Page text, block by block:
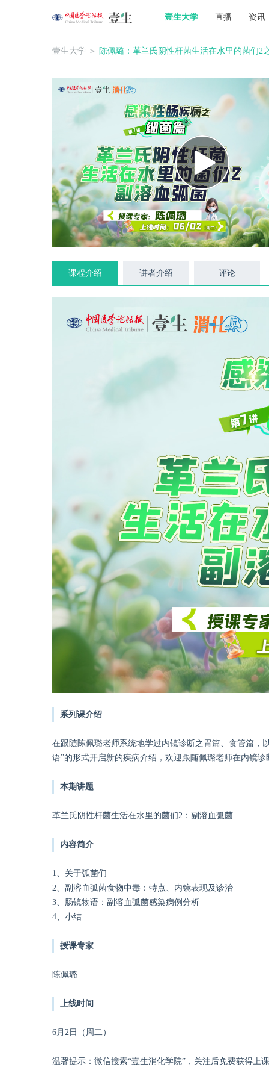
壹生大学 直播 资讯
壹生大学 ＞ 陈佩璐：革兰氏阴性杆菌生活在水里的菌们2
课程介绍 讲者介绍 评论
系列课介绍
在跟随陈佩璐老师系统地学过内镜诊断之胃篇、食管篇，
语”的形式开启新的疾病介绍，欢迎跟随佩璐老师在内镜
本期讲题
革兰氏阴性杆菌生活在水里的菌们2：副溶血弧菌
内容简介
1、关于弧菌们
2、副溶血弧菌食物中毒：特点、内镜表现及诊治
3、肠镜物语：副溶血弧菌感染病例分析
4、小结
授课专家
陈佩璐
上线时间
6月2日（周二）
温馨提示：微信搜索“壹生消化学院”，关注后免费获得上